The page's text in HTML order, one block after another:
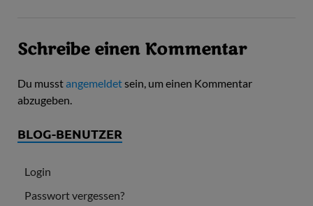
Schreibe einen Kommentar
Du musstangemeldetsein, um einen Kommentar
abzugeben.
BLOG-BENUTZER
Login
Passwort vergessen?